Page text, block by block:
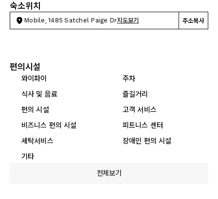
숙소위치
Mobile, 1485 Satchel Paige Dr지도보기 주소복사
편의시설
와이파이
주차
식사 및 음료
즐길거리
편의 시설
고객 서비스
비즈니스 편의 시설
피트니스 센터
세탁서비스
장애인 편의 시설
기타
전체보기